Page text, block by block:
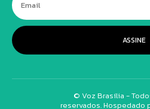
ASSINE
© Voz Brasília -
reservados. Hospedado